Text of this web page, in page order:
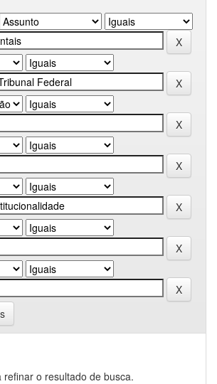
refinar o resultado de busca.